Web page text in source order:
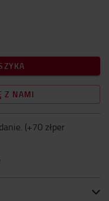
Z NAMI
(+70 złper